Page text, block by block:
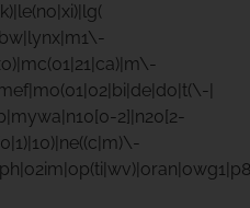
|
2]|n20[2-